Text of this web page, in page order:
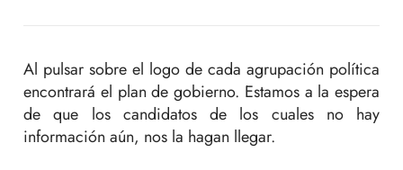
Al pulsar sobre el logo de cada agrupación política
encontrará el plan de gobierno. Estamos a la espera
de que los candidatos de los cuales no hay
información aún, nos la hagan llegar.